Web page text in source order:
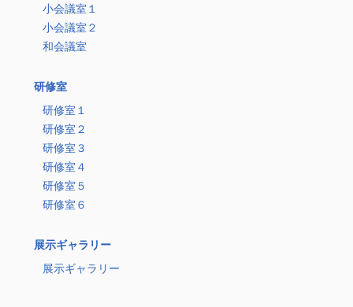
小会議室１
小会議室２
和会議室
研修室
研修室１
研修室２
研修室３
研修室４
研修室５
研修室６
展示ギャラリー
展示ギャラリー